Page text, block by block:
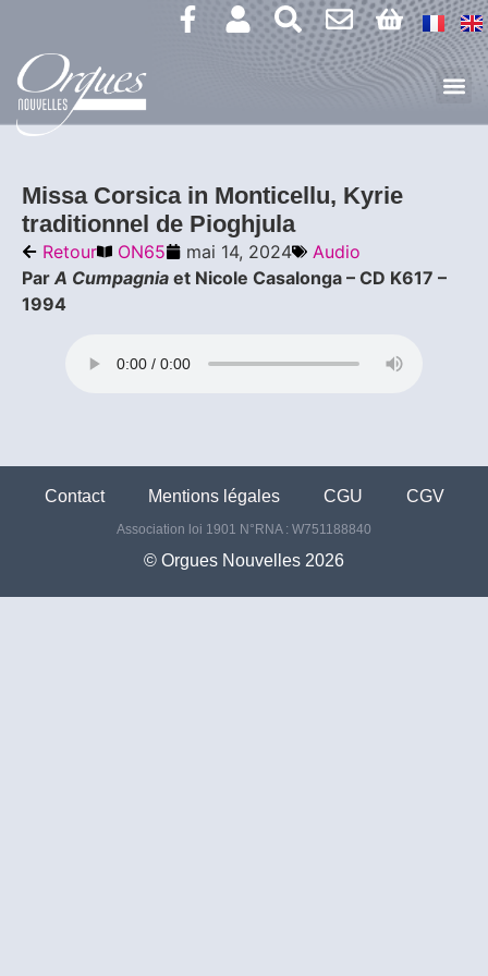
Missa Corsica in Monticellu, Kyrie
traditionnel de Pioghjula
Retour ON65 mai 14, 2024
Audio
ParA Cumpagnia et Nicole Casalonga – CD K617 –
1994
©️ Orgues Nouvelles 2026
Association loi 1901 N°RNA : W751188840
Contact Mentions légales CGU CGV